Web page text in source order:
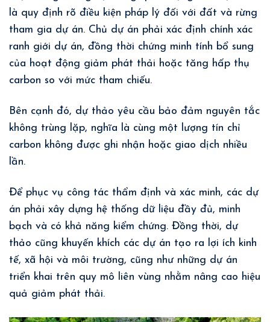
là quy định rõ điều kiện pháp lý đối với đất và rừng
tham gia dự án. Chủ dự án phải xác định chính xác
ranh giới dự án, đồng thời chứng minh tính bổ sung
của hoạt động giảm phát thải hoặc tăng hấp thụ
carbon so với mức tham chiếu.
Bên cạnh đó, dự thảo yêu cầu bảo đảm nguyên tắc
không trùng lặp, nghĩa là cùng một lượng tín chỉ
carbon không được ghi nhận hoặc giao dịch nhiều
lần.
Để phục vụ công tác thẩm định và xác minh, các dự
án phải xây dựng hệ thống dữ liệu đầy đủ, minh
bạch và có khả năng kiểm chứng. Đồng thời, dự
thảo cũng khuyến khích các dự án tạo ra lợi ích kinh
tế, xã hội và môi trường, cũng như những dự án
triển khai trên quy mô liên vùng nhằm nâng cao hiệu
quả giảm phát thải.